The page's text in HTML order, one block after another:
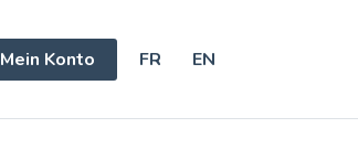
Mein Konto FR EN